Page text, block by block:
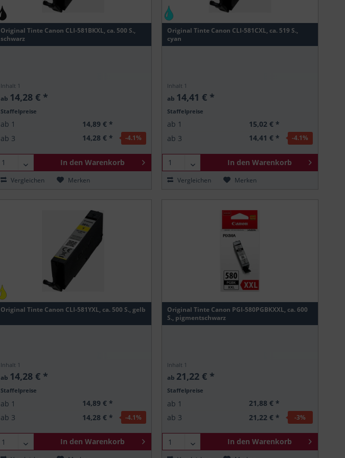
Original Tinte Canon CLI-581BKXL, ca. 500 S.,
schwarz
Inhalt 1
ab 14,28 € *
Staffelpreise
ab 1
14,89 € *
ab 3 14,28 € * -4.1%
In den Warenkorb
Vergleichen Merken
Original Tinte Canon CLI-581CXL, ca. 519 S.,
cyan
Inhalt 1
ab 14,41 € *
Staffelpreise
ab 1
15,02 € *
ab 3 14,41 € * -4.1%
In den Warenkorb
Vergleichen Merken
Original Tinte Canon CLI-581YXL, ca. 500 S., gelb
Inhalt 1
ab 14,28 € *
Staffelpreise
ab 1
14,89 € *
ab 3 14,28 € * -4.1%
In den Warenkorb
Original Tinte Canon PGI-580PGBKXXL, ca. 600
S., pigmentschwarz
Inhalt 1
ab 21,22 € *
Staffelpreise
ab 1
21,88 € *
ab 3 21,22 € * -3%
In den Warenkorb